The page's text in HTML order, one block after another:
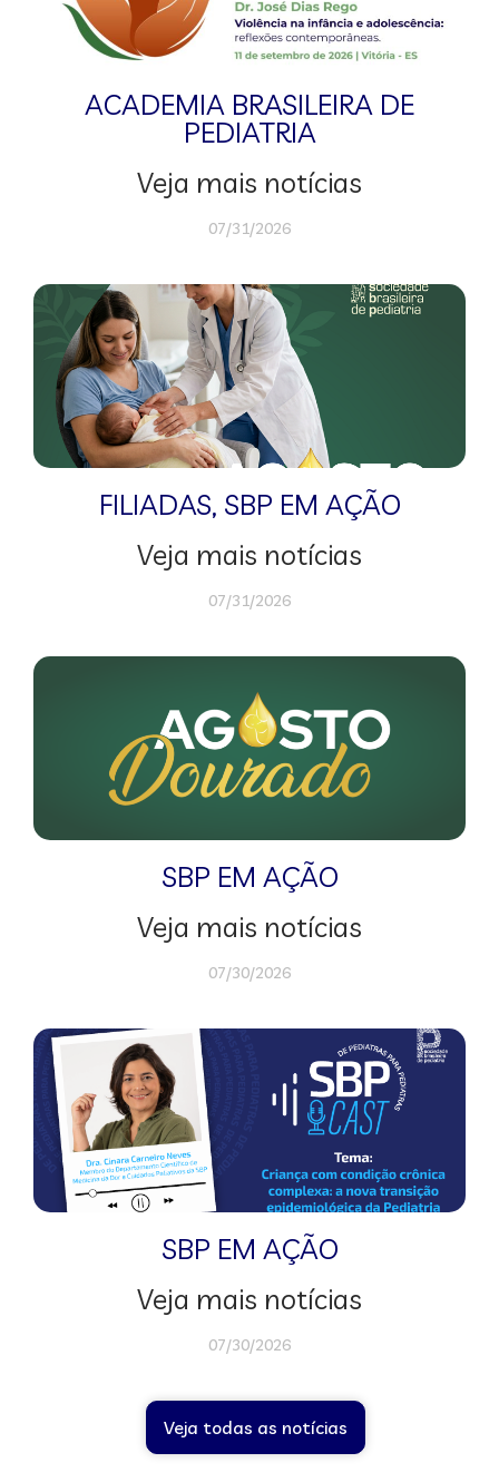
ACADEMIA BRASILEIRA DE
PEDIATRIA
Veja mais notícias
07/31/2026
FILIADAS, SBP EM AÇÃO
Veja mais notícias
07/31/2026
SBP EM AÇÃO
Veja mais notícias
07/30/2026
SBP EM AÇÃO
Veja mais notícias
07/30/2026
Veja todas as notícias